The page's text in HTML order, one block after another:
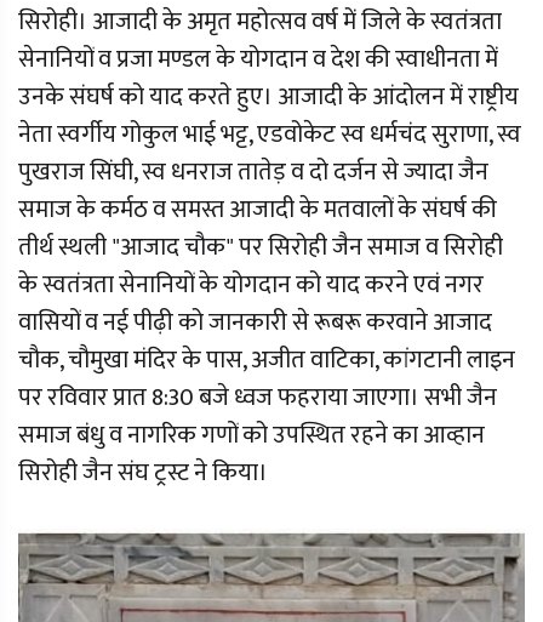
सिरोही। आजादी के अमृत महोत्सव वर्ष में जिले के स्वतंत्रता
सेनानियों व प्रजा मण्डल के योगदान व देश की स्वाधीनता में
उनके संघर्ष को याद करते हुए। आजादी के आंदोलन में राष्ट्रीय
नेता स्वर्गीय गोकुल भाई भट्ट, एडवोकेट स्व धर्मचंद सुराणा, स्व
पुखराज सिंघी, स्व धनराज तातेड़ व दो दर्जन से ज्यादा जैन
समाज के कर्मठ व समस्त आजादी के मतवालों के संघर्ष की
तीर्थ स्थली "आजाद चौक" पर सिरोही जैन समाज व सिरोही
के स्वतंत्रता सेनानियों के योगदान को याद करने एवं नगर
वासियों व नई पीढ़ी को जानकारी से रूबरू करवाने आजाद
चौक, चौमुखा मंदिर के पास, अजीत वाटिका, कांगटानी लाइन
पर रविवार प्रात 8:30 बजे ध्वज फहराया जाएगा। सभी जैन
समाज बंधु व नागरिक गणों को उपस्थित रहने का आव्हान
सिरोही जैन संघ ट्रस्ट ने किया।